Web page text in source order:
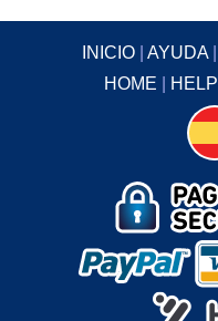
INICIO| AYUDA|
HOME
HELP